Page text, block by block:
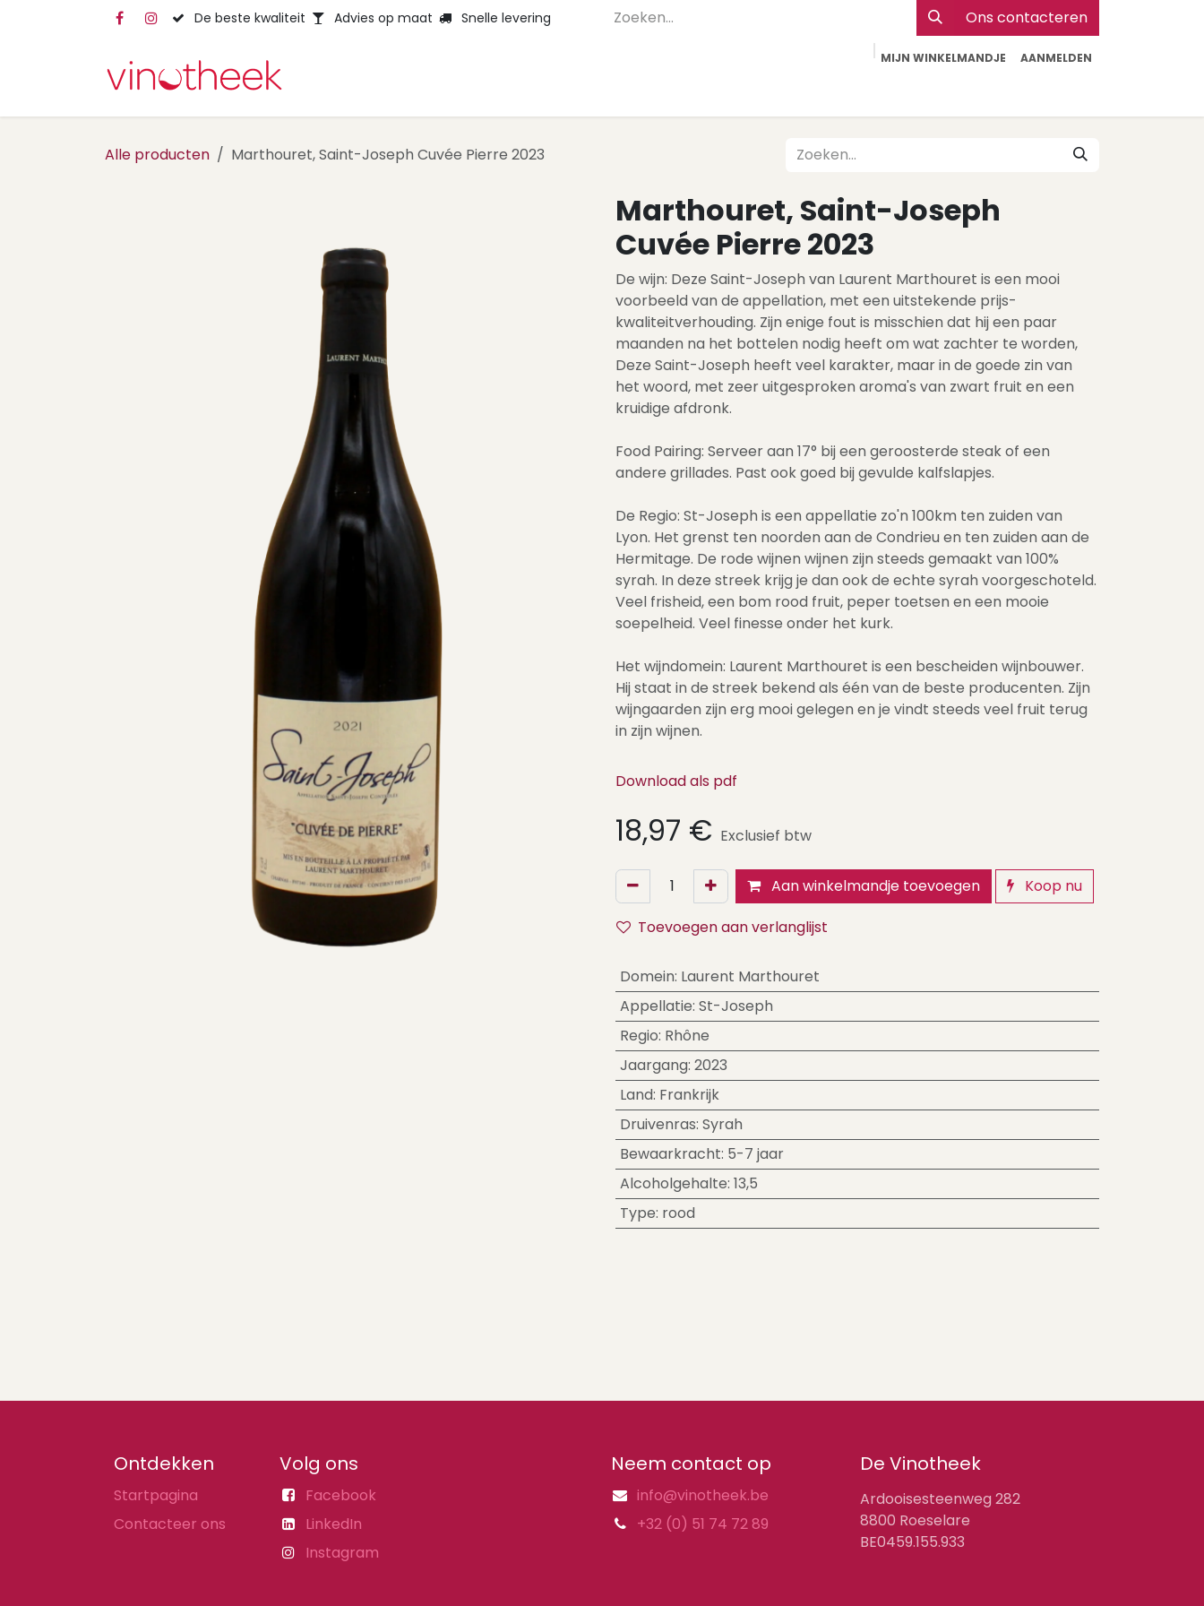
Overslaan naar inhoud De beste kwaliteit Advies op maat Snelle levering Ons contacteren
MIJN WINKELMANDJE AANMELDEN
Alle producten Marthouret, Saint-Joseph Cuvée Pierre 2023
Marthouret, Saint-Joseph
Cuvée Pierre 2023
De wijn: Deze Saint-Joseph van Laurent Marthouret is een mooi
voorbeeld van de appellation, met een uitstekende prijs-
kwaliteitverhouding. Zijn enige fout is misschien dat hij een paar
maanden na het bottelen nodig heeft om wat zachter te worden,
Deze Saint-Joseph heeft veel karakter, maar in de goede zin van
het woord, met zeer uitgesproken aroma's van zwart fruit en een
kruidige afdronk.
Food Pairing: Serveer aan 17° bij een geroosterde steak of een
andere grillades. Past ook goed bij gevulde kalfslapjes.
De Regio: St-Joseph is een appellatie zo'n 100km ten zuiden van
Lyon. Het grenst ten noorden aan de Condrieu en ten zuiden aan de
Hermitage. De rode wijnen wijnen zijn steeds gemaakt van 100%
syrah. In deze streek krijg je dan ook de echte syrah voorgeschoteld.
Veel frisheid, een bom rood fruit, peper toetsen en een mooie
soepelheid. Veel finesse onder het kurk.
Het wijndomein: Laurent Marthouret is een bescheiden wijnbouwer.
Hij staat in de streek bekend als één van de beste producenten. Zijn
wijngaarden zijn erg mooi gelegen en je vindt steeds veel fruit terug
in zijn wijnen.
Download als pdf
18,97 € Exclusief btw
Aan winkelmandje toevoegen
Koop nu
Toevoegen aan verlanglijst
Domein: Laurent Marthouret
Appellatie: St-Joseph
Regio: Rhône
Jaargang: 2023
Land: Frankrijk
Druivenras: Syrah
Bewaarkracht: 5-7 jaar
Alcoholgehalte: 13,5
Type: rood
Ontdekken
Startpagina
Contacteer ons
Volg ons
Facebook
LinkedIn
Instagram
De Vinotheek
Ardooisesteenweg 282
8800 Roeselare
BE0459.155.933
Neem contact op
info@vinotheek.be
+32 (0) 51 74 72 89